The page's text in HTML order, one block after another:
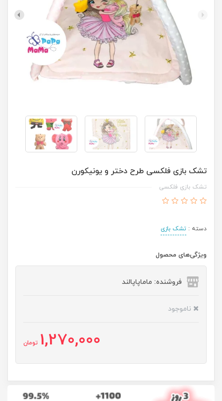
تشک بازی فلکسی طرح دختر و یونیکورن
تشک بازی فلکسی
دسته : تشک بازی
ویژگی‌های محصول
فروشنده: ماماپاپالند
ناموجود
1,270,000 تومان